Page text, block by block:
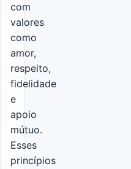
com
valores
como
amor,
respeito,
fidelidade
e
apoio
mútuo.
Esses
princípios